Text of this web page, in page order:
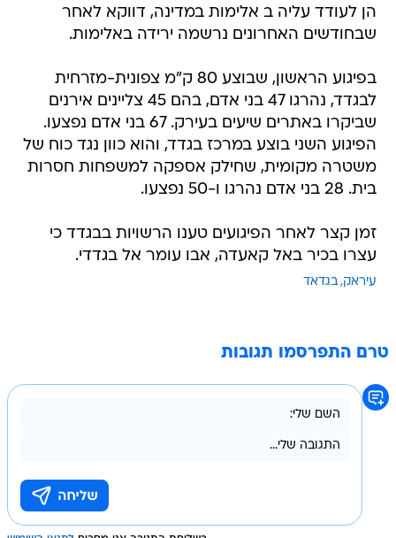
הן לעודד עליה ב אלימות במדינה, דווקא לאחר
שבחודשים האחרונים נרשמה ירידה באלימות.
בפיגוע הראשון, שבוצע 80 ק"מ צפונית-מזרחית
לבגדד, נהרגו 47 בני אדם, בהם 45 צליינים אירנים
שביקרו באתרים שיעים בעירק. 67 בני אדם נפצעו.
הפיגוע השני בוצע במרכז בגדד, והוא כוון נגד כוח של
משטרה מקומית, שחילק אספקה למשפחות חסרות
בית. 28 בני אדם נהרגו ו-50 נפצעו.
זמן קצר לאחר הפיגועים טענו הרשויות בבגדד כי
עצרו בכיר באל קאעדה, אבו עומר אל בגדדי.
עיראק בגדאד
טרם התפרסמו תגובות